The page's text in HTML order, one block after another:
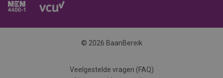
© 2026 BaanBereik
Veelgestelde vragen (FAQ)